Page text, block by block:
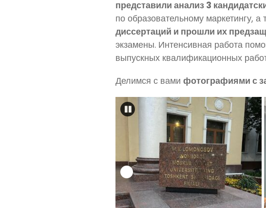
представили анализ 3
по образовательному маркетингу, а
диссертаций и прошли их
экзамены. Интенсивная работа
выпускных квалификационных
Делимся с вами фотографиями с